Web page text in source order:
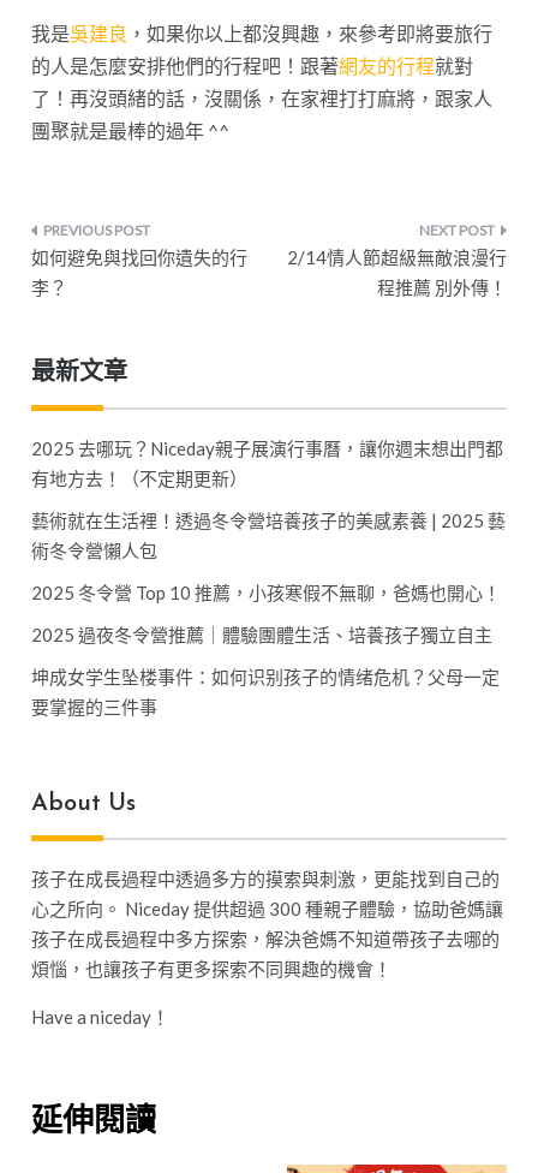
我是吳建良 ，如果你以上都沒興趣，來參考即將要旅行
的人是怎麼安排他們的行程吧！跟著網友的行程就對
了！再沒頭緒的話，沒關係，在家裡打打麻將，跟家人
團聚就是最棒的過年 ^^
文
章
覽
如何避免與找回你遺失的行
李？
2/14情人節超級無敵浪漫行
程推薦 別外傳！
最新文章
2025 去哪玩？Niceday親子展演行事曆，讓你週末想出門都
有地方去！（不定期更新）
藝術就在生活裡！透過冬令營培養孩子的美感素養 | 2025 藝
術冬令營懶人包
2025 冬令營 Top 10 推薦，小孩寒假不無聊，爸媽也開心！
2025 過夜冬令營推薦｜體驗團體生活、培養孩子獨立自主
坤成女学生坠楼事件：如何识别孩子的情绪危机？父母一定
要掌握的三件事
About Us
孩子在成長過程中透過多方的摸索與刺激，更能找到自己的
心之所向。 Niceday 提供超過 300 種親子體驗，協助爸媽讓
孩子在成長過程中多方探索，解決爸媽不知道帶孩子去哪的
煩惱，也讓孩子有更多探索不同興趣的機會！
Have a niceday！
延伸閱讀